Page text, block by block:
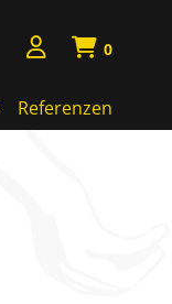
0
Referenzen